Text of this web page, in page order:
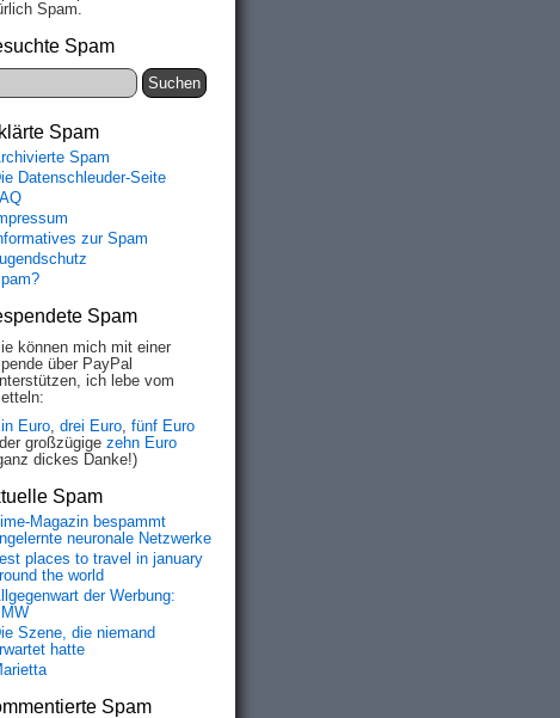
Spam.
Spam
Spam
Spam
Datenschleuder-Seite
zur Spam
Spam
können mich mit einer
über PayPal
ich lebe vom
Euro, drei Euro, fünf Euro
großzügige zehn Euro
dickes Danke!)
Spam
Time-Magazin bespammt
neuronale Netzwerke
places to travel in january
the world
der Werbung:
Szene, die niemand
hatte
Spam